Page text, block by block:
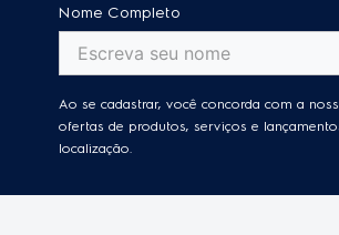
Nome Completo
Ao se cadastrar, você concorda com a
ofertas de produtos, serviços e
localização.